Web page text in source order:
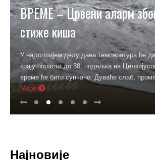
ВРЕМЕ – Црвени аларм
стиже киша
У најтоплијем делу дана температура ће
крају порасти до 38. подељка на
време ће бити сунчано. Дуваће слаб,
Море
Најновије